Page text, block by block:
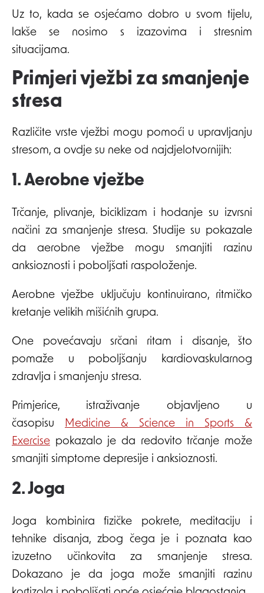
Uz to, kada se osjećamo dobro u svom tijelu,
lakše se nosimo s izazovima i stresnim
situacijama.
Primjeri vježbi za smanjenje
stresa
Različite vrste vježbi mogu pomoći u upravljanju
stresom, a ovdje su neke od najdjelotvornijih:
1. Aerobne vježbe
Trčanje, plivanje, biciklizam i hodanje su izvrsni
načini za smanjenje stresa. Studije su pokazale
da aerobne vježbe mogu smanjiti razinu
anksioznosti i poboljšati raspoloženje.
Aerobne vježbe uključuju kontinuirano, ritmičko
kretanje velikih mišićnih grupa.
One povećavaju srčani ritam i disanje, što
pomaže u poboljšanju kardiovaskularnog
zdravlja i smanjenju stresa.
Primjerice, istraživanje objavljeno u
časopisu
Medicine & Science in Sports &
Exercise pokazalo je da redovito trčanje može
smanjiti simptome depresije i anksioznosti.
2. Joga
Joga kombinira fizičke pokrete, meditaciju i
tehnike disanja, zbog čega je i poznata kao
izuzetno učinkovita za smanjenje stresa.
Dokazano je da joga može smanjiti razinu